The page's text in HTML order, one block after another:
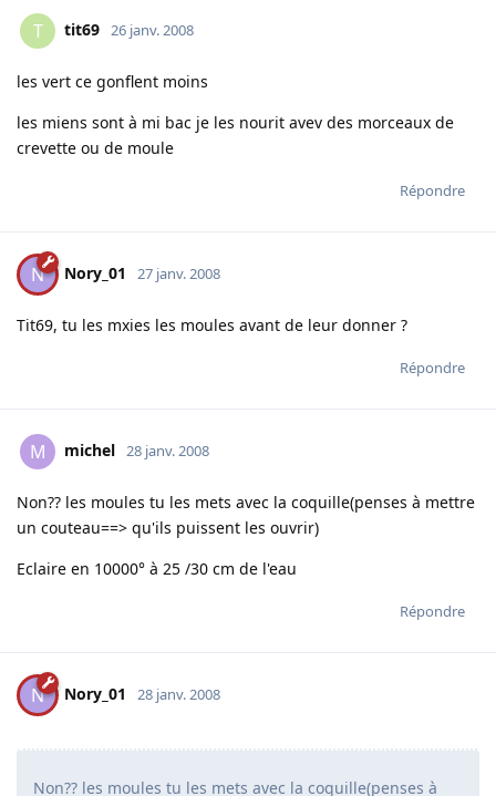
T tit69 26 janv. 2008
les vert ce gonflent moins
les miens sont à mi bac je les nourit avev des morceaux de
crevette ou de moule
Répondre
N Nory_01 27 janv. 2008
Tit69, tu les mxies les moules avant de leur donner ?
Répondre
M michel 28 janv. 2008
Non?? les moules tu les mets avec la coquille(penses à mettre
un couteau==> qu'ils puissent les ouvrir)
Eclaire en 10000° à 25 /30 cm de l'eau
Répondre
N Nory_01 28 janv. 2008
Non?? les moules tu les mets avec la coquille(penses à